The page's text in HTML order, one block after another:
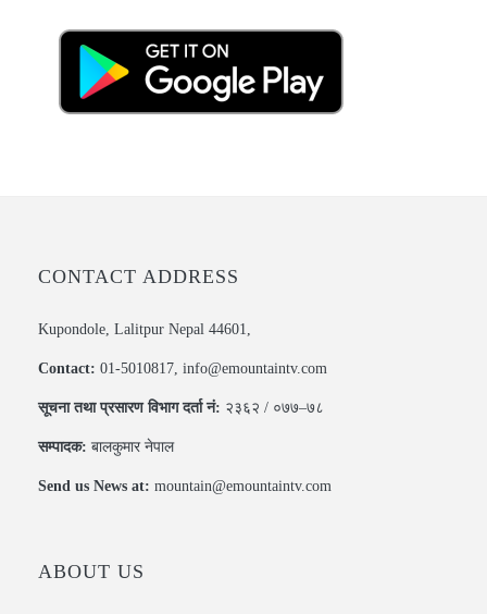
CONTACT ADDRESS
Kupondole, Lalitpur Nepal 44601,
Contact: 01-5010817, info@emountaintv.com
सूचना तथा प्रसारण विभाग दर्ता नं: २३६२ / ०७७–७८
सम्पादक: बालकुमार नेपाल
Send us News at: mountain@emountaintv.com
ABOUT US